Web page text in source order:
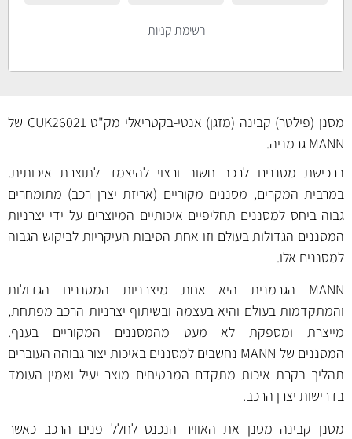
רשימת קניות
מסנן (פילטר) קבינה (מזגן) אנטי-בקטריאלי מק"ט CUK26021 של
MANN גרמניה.
ברכישת מסננים לרכב חשוב ורצוי להיצמד לתוצרת איכותית.
במרבית המקרים, מסננים מקוריים (אריזת יצרן רכב) מתומחרים
גבוה ביחס למסננים תחליפיים איכותיים המיוצרים על ידי יצרניות
המסננים הגדולות בעולם וזו אחת הסיבות העיקריות לביקוש הגבוה
למסננים אלו.
MANN הגרמנית היא אחת מיצרניות המסננים הגדולות
והמתקדמות בעולם והיא בעצמה ובשיתוף יצרניות הרכב מפתחת,
מייצרת ומספקת לא מעט מהמסננים המקוריים בענף.
המסננים של MANN נחשבים למסננים באיכות יצור גבוהה העוברים
תהליך בקרת איכות מתקדם המבטיחים מוצר יעיל ואמין העומד
בדרישות יצרן הרכב.
מסנן קבינה מסנן את האוויר הנכנס לחלל פנים הרכב כאשר